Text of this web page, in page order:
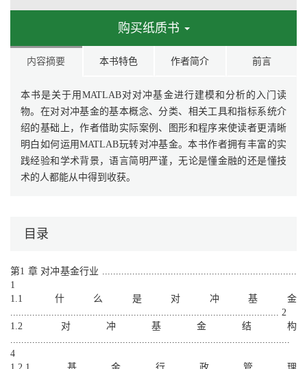
购买纸质书
内容摘要 本书特色 作者简介 前言
本书是关于用MATLAB对对冲基金进行建模和分析的入门读
物。在对对冲基金的基本概念、分类、相关工具和指标系统介
绍的基础上，作者借助实际案例、图形和程序来使读者更清晰
明白如何运用MATLAB玩转对冲基金。本书作者拥有丰富的实
践经验和学术背景，语言简明严谨，无论是懂金融的还是懂技
术的人都能从中得到收获。
目录
第1 章 对冲基金行业 .......................................................................
1
1.1 什么是对冲基金
.................................................................................................. 2
1.2 对冲基金结构
4